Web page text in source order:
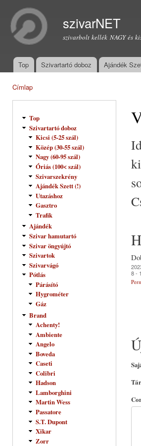
szivarNET
szivarbolt kellék NAGY és
Főmenü
Top Szivartartó doboz Ajándék
Címlap
Top
Szivartartó doboz
Kicsi (5-25 szál)
Közép (30-55 szál)
Nagy (60-95 szál)
Óriás (100< szál)
Szivarszekrény
Ajándék Szett (!)
Utazáshoz
Gasztro
Trafik
Ajándék
Szivar hamutartó
Szivar öngyújtó
Szivartok
Szivarvágó
Pótlás
Párásító
Hygrométer
Gáz
Brand
Achenty!
Ambiente
Angelo
Boveda
Caseti
Colibri
Hadson
Lamborghini
Martin Wess
Passatore
S.T. Dupont
Xikar
Zorr
8 -